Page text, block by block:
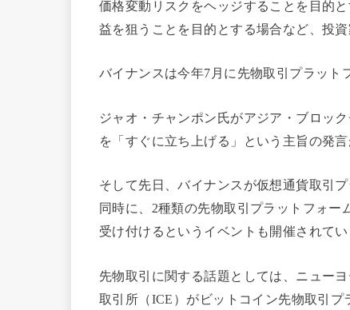
価格変動リスクをヘッジすることを目的
益を狙うことを目的とする場合など、投
バイナンスは今年7月に先物取引プラット
ジャオ・チャンポン氏がアジア・ブロッ
を「すぐに立ち上げる」という主旨の発
そして先日、バイナンスが仮想通貨取引
同時に、2種類の先物取引プラットフォー
受け付けるというイベントも開催されてい
先物取引に関する話題としては、ニュー
取引所（ICE）がビットコイン先物取引